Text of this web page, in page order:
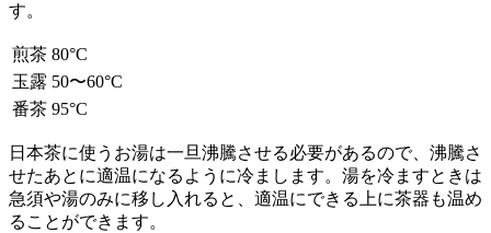
す。
煎茶 80°C
玉露 50〜60°C
番茶 95°C
日本茶に使うお湯は一旦沸騰させる必要があるので、沸騰さ
せたあとに適温になるように冷まします。湯を冷ますときは
急須や湯のみに移し入れると、適温にできる上に茶器も温め
ることができます。